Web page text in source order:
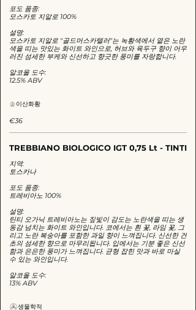
포도 품종:
모스카토 지알로 100%
설명:
모스카토 지알로 "골드머스카텔러"는 녹황색에서 옅은 노란
색을 띠는 맛있는 화이트 와인으로, 허브와 육두구 향이 어우
러진 섬세한 부케와 신선하고 향긋한 풍미를 자랑합니다.
알코올 도수:
12.5% ABV
€36
이산화황
TREBBIANO BIOLOGICO IGT 0,75 Lt - TINTI
지역:
토스카나
포도 품종:
트레비아노 100%
설명:
틴티 오가닉 트레비아노는 짚빛이 감도는 노란색을 띠는 생
동감 넘치는 화이트 와인입니다. 코에서는 흰 꽃, 라임 꽃, 그
리고 노란 복숭아를 포함한 과일 향이 느껴집니다. 신선한 건
초의 섬세한 향으로 마무리됩니다. 입에서는 기분 좋은 신선
함과 은은한 풍미가 느껴집니다. 균형 잡힌 맛과 바로 마실
수 있는 와인입니다.
알코올 도수:
13% ABV
생물학적